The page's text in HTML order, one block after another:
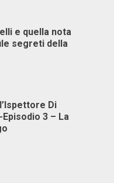
e quella nota
segreti della
Di
Episodio 3 – La